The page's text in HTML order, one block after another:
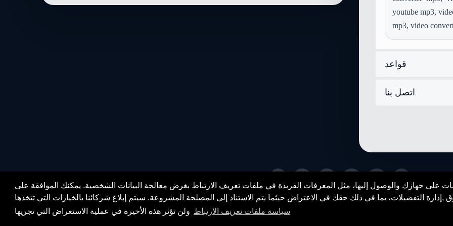
على جهازك والوصول إليها، مثل المعرفات الفريدة في ملفات تعريف الارتباط بغرض معالجة البيانات الشخصية. يمكنك الموافقة على
,إدارة التفضيلات، بما في ذلك حقك في الاعتراض حيثما يتم الاستناد إلى المصلحة المشروعة. سيتم إبلاغ شركائنا بالخيارات التي تتخذها
سياسة ملفات تعريف الارتباط
تحويل mid إلى audio-mpeg
تحويل aiff إلى audio-mpeg
تحويل webp إلى audio-mpeg
youtube mp3,
mp3, video
قواعد
اتصل بنا
© 2026 SENDEYO - All rights reserved